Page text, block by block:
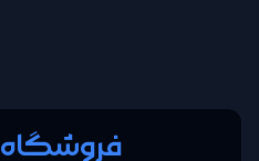
فروشگاه